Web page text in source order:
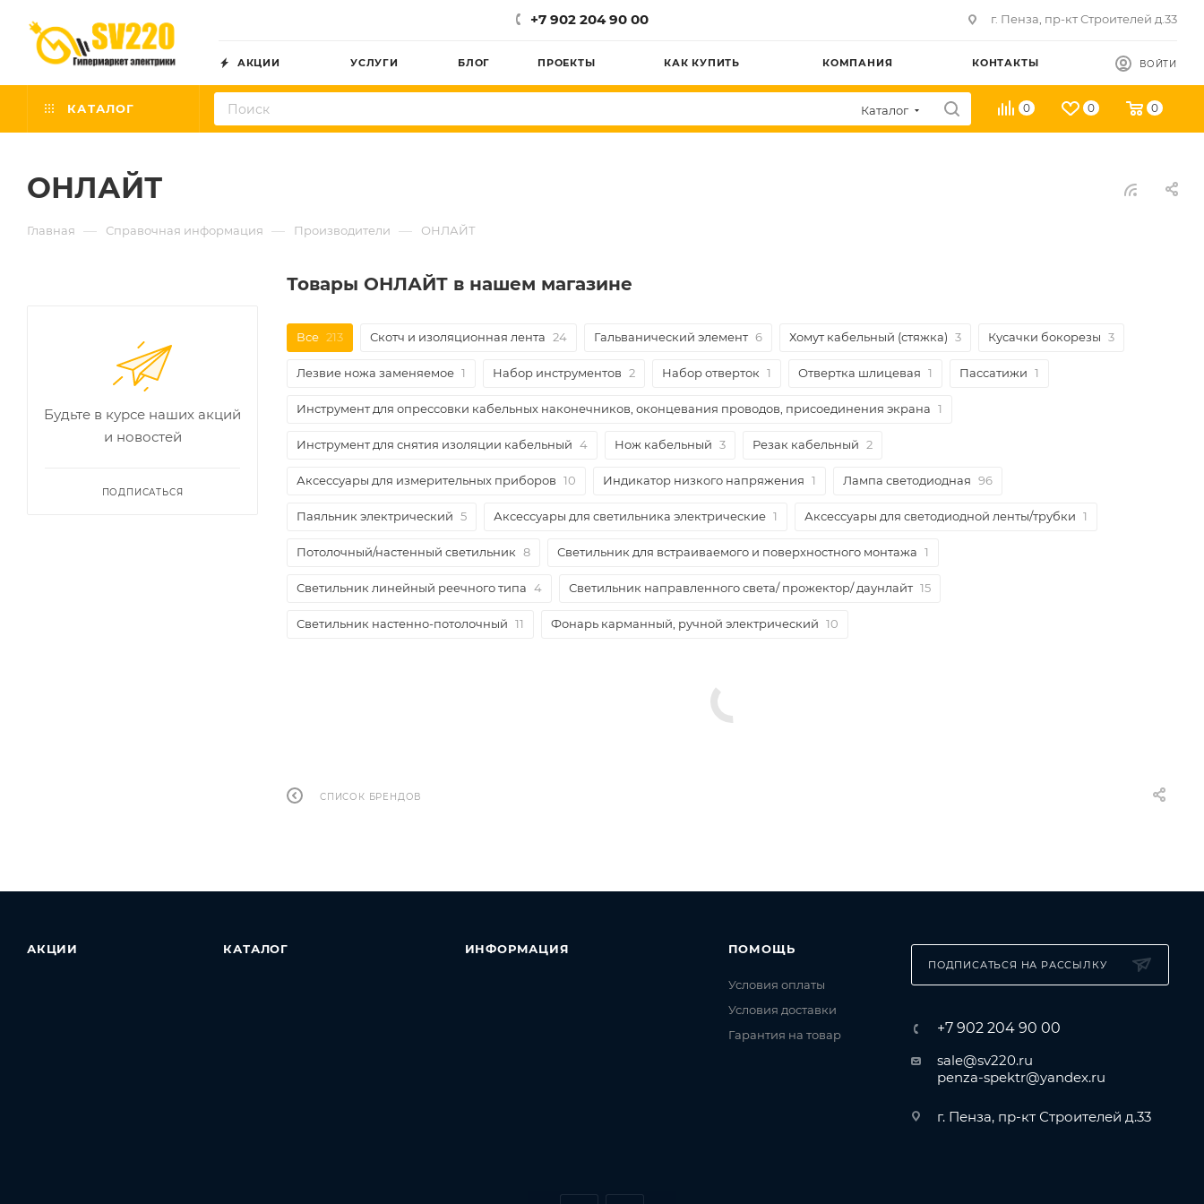
+7 902 204 90 00 г. Пенза, пр-кт Строителей д.33
АКЦИИ УСЛУГИ БЛОГ ПРОЕКТЫ КАК КУПИТЬ КОМПАНИЯ КОНТАКТЫ ВОЙТИ
КАТАЛОГ Каталог 0 0 0
ОНЛАЙТ
Главная — Справочная информация — Производители — ОНЛАЙТ
Товары ОНЛАЙТ в нашем магазине
Все 213 Скотч и изоляционная лента 24 Гальванический элемент 6 Хомут кабельный (стяжка) 3 Кусачки бокорезы 3
Лезвие ножа заменяемое 1 Набор инструментов 2 Набор отверток 1 Отвертка шлицевая 1 Пассатижи 1
Инструмент для опрессовки кабельных наконечников, оконцевания проводов, присоединения экрана 1
Инструмент для снятия изоляции кабельный 4 Нож кабельный 3 Резак кабельный 2
Аксессуары для измерительных приборов 10 Индикатор низкого напряжения 1 Лампа светодиодная 96
Паяльник электрический 5 Аксессуары для светильника электрические 1 Аксессуары для светодиодной ленты/трубки 1
Потолочный/настенный светильник 8 Светильник для встраиваемого и поверхностного монтажа 1
Светильник линейный реечного типа 4 Светильник направленного света/ прожектор/ даунлайт 15
Светильник настенно-потолочный 11 Фонарь карманный, ручной электрический 10
СПИСОК БРЕНДОВ
Будьте в курсе наших акций
и новостей
ПОДПИСАТЬСЯ
АКЦИИ КАТАЛОГ ИНФОРМАЦИЯ ПОМОЩЬ
Условия оплаты
Условия доставки
Гарантия на товар
ПОДПИСАТЬСЯ НА РАССЫЛКУ
+7 902 204 90 00
sale@sv220.ru
penza-spektr@yandex.ru
г. Пенза, пр-кт Строителей д.33